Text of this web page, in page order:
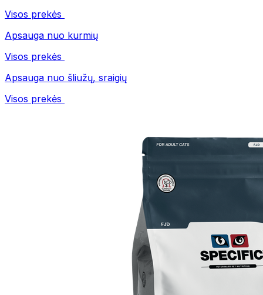
Visos prekės
Apsauga nuo kurmių
Visos prekės
Apsauga nuo šliužų, sraigių
Visos prekės